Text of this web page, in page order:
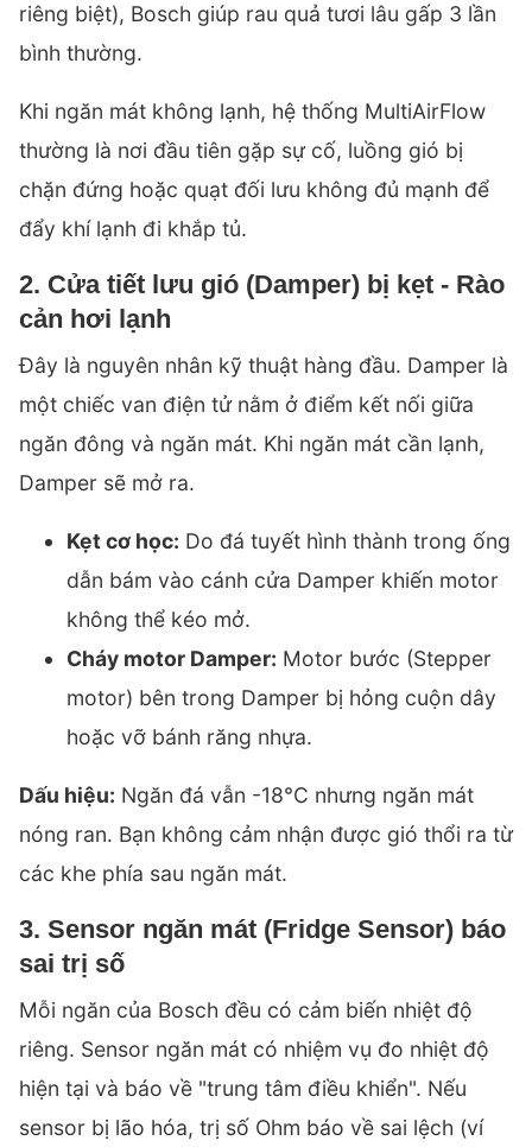
riêng biệt), Bosch giúp rau quả tươi lâu gấp 3 lần
bình thường.
Khi ngăn mát không lạnh, hệ thống MultiAirFlow
thường là nơi đầu tiên gặp sự cố, luồng gió bị
chặn đứng hoặc quạt đối lưu không đủ mạnh để
đẩy khí lạnh đi khắp tủ.
2. Cửa tiết lưu gió (Damper) bị kẹt - Rào
cản hơi lạnh
Đây là nguyên nhân kỹ thuật hàng đầu. Damper là
một chiếc van điện tử nằm ở điểm kết nối giữa
ngăn đông và ngăn mát. Khi ngăn mát cần lạnh,
Damper sẽ mở ra.
Kẹt cơ học: Do đá tuyết hình thành trong ống
dẫn bám vào cánh cửa Damper khiến motor
không thể kéo mở.
Cháy motor Damper: Motor bước (Stepper
motor) bên trong Damper bị hỏng cuộn dây
hoặc vỡ bánh răng nhựa.
Dấu hiệu: Ngăn đá vẫn -18°C nhưng ngăn mát
nóng ran. Bạn không cảm nhận được gió thổi ra từ
các khe phía sau ngăn mát.
3. Sensor ngăn mát (Fridge Sensor) báo
sai trị số
Mỗi ngăn của Bosch đều có cảm biến nhiệt độ
riêng. Sensor ngăn mát có nhiệm vụ đo nhiệt độ
hiện tại và báo về "trung tâm điều khiển". Nếu
sensor bị lão hóa, trị số Ohm báo về sai lệch (ví